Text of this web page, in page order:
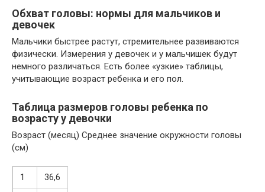
Обхват головы: нормы для мальчиков и
девочек
Мальчики быстрее растут, стремительнее развиваются
физически. Измерения у девочек и у мальчишек будут
немного различаться. Есть более «узкие» таблицы,
учитывающие возраст ребенка и его пол.
Таблица размеров головы ребенка по
возрасту у девочки
Возраст (месяц) Среднее значение окружности головы
(см)
1
36,6